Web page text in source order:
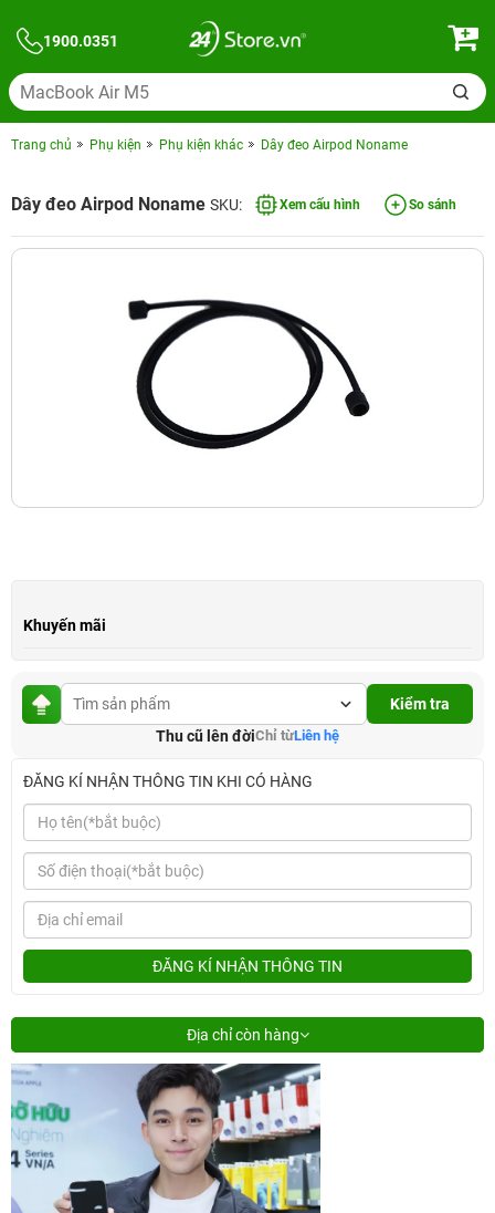
1900.0351
Trang chủ Phụ kiện Phụ kiện khác Dây đeo Airpod Noname
Dây đeo Airpod Noname SKU: Xem cấu hình So sánh
Khuyến mãi
Kiểm tra
Thu cũ lên đờiChỉ từLiên hệ
ĐĂNG KÍ NHẬN THÔNG TIN KHI CÓ HÀNG
ĐĂNG KÍ NHẬN THÔNG TIN
Địa chỉ còn hàng